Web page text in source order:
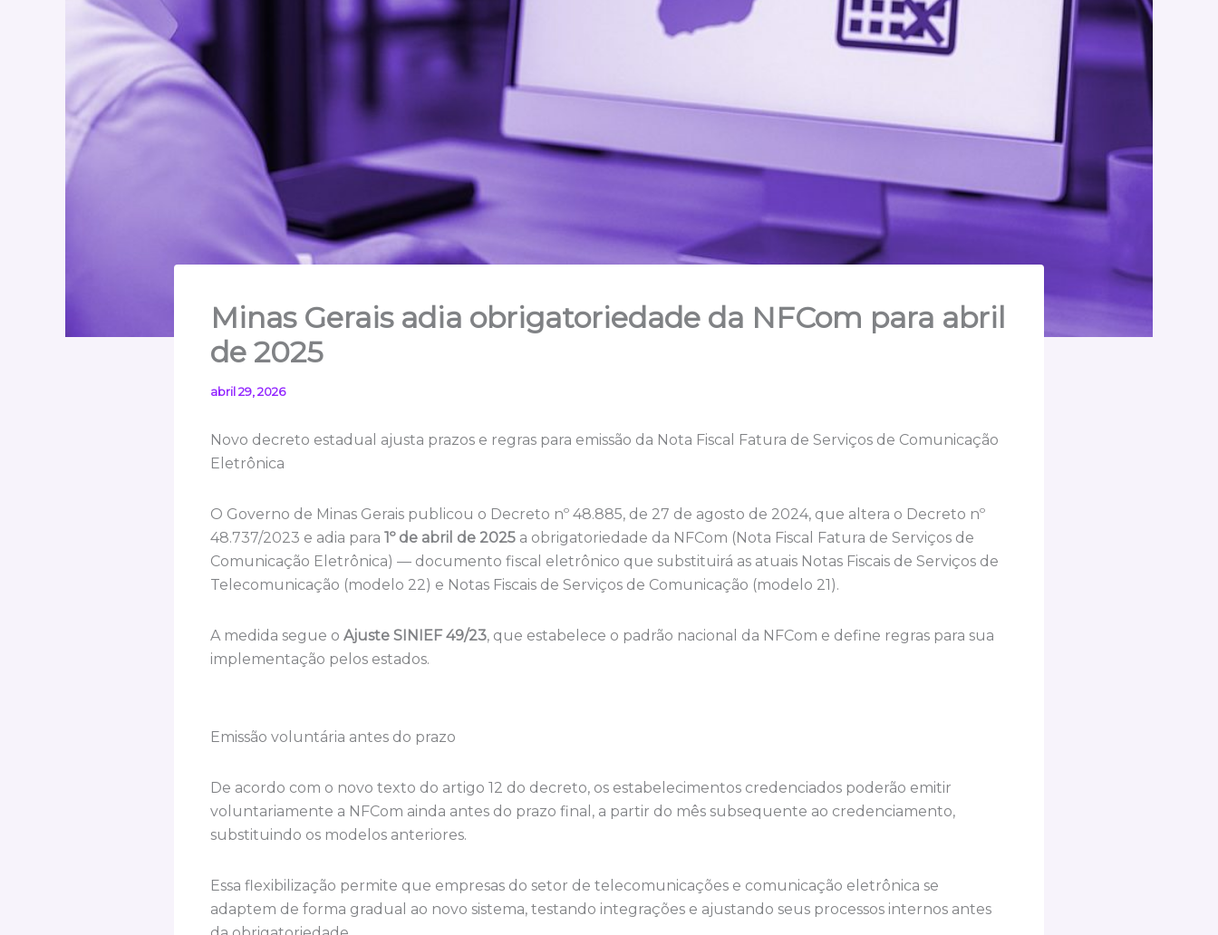
Minas Gerais adia obrigatoriedade da NFCom para abril
de 2025
abril 29, 2026
Novo decreto estadual ajusta prazos e regras para emissão da Nota Fiscal Fatura de Serviços de Comunicação
Eletrônica
O Governo de Minas Gerais publicou o Decreto nº 48.885, de 27 de agosto de 2024, que altera o Decreto nº
48.737/2023 e adia para 1º de abril de 2025 a obrigatoriedade da NFCom (Nota Fiscal Fatura de Serviços de
Comunicação Eletrônica) — documento fiscal eletrônico que substituirá as atuais Notas Fiscais de Serviços de
Telecomunicação (modelo 22) e Notas Fiscais de Serviços de Comunicação (modelo 21).
A medida segue o Ajuste SINIEF 49/23, que estabelece o padrão nacional da NFCom e define regras para sua
implementação pelos estados.
Emissão voluntária antes do prazo
De acordo com o novo texto do artigo 12 do decreto, os estabelecimentos credenciados poderão emitir
voluntariamente a NFCom ainda antes do prazo final, a partir do mês subsequente ao credenciamento,
substituindo os modelos anteriores.
Essa flexibilização permite que empresas do setor de telecomunicações e comunicação eletrônica se
adaptem de forma gradual ao novo sistema, testando integrações e ajustando seus processos internos antes